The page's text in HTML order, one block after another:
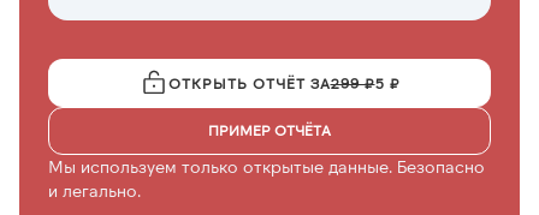
ОТКРЫТЬ ОТЧЁТ ЗА299 ₽5 ₽
ПРИМЕР ОТЧЁТА
Мы используем только открытые данные. Безопасно
и легально.